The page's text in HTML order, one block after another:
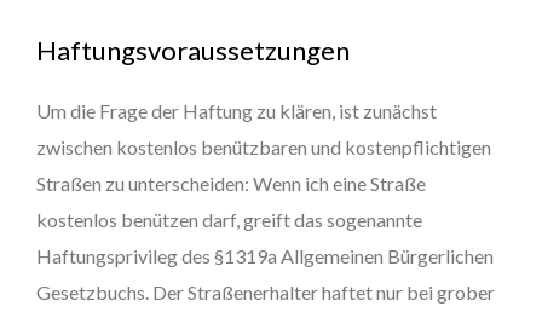
Haftungsvoraussetzungen
Um die Frage der Haftung zu klären, ist zunächst
zwischen kostenlos benützbaren und kostenpflichtigen
Straßen zu unterscheiden: Wenn ich eine Straße
kostenlos benützen darf, greift das sogenannte
Haftungsprivileg des §1319a Allgemeinen Bürgerlichen
Gesetzbuchs. Der Straßenerhalter haftet nur bei grober